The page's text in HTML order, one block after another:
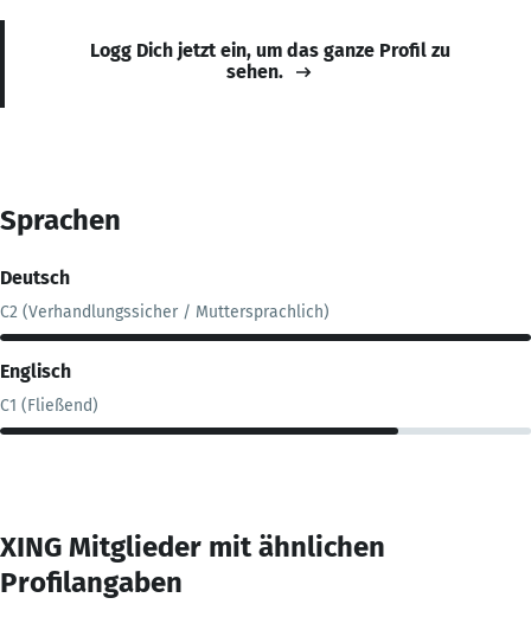
Logg Dich jetzt ein, um das ganze Profil zu
sehen.
Sprachen
Deutsch
C2 (Verhandlungssicher / Muttersprachlich)
Englisch
C1 (Fließend)
XING Mitglieder mit ähnlichen
Profilangaben